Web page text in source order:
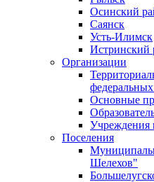
Осинский
Саянск
Усть-Илимск
Истринский
Организации
Основные
Учреждения
Поселения
Шелехов"